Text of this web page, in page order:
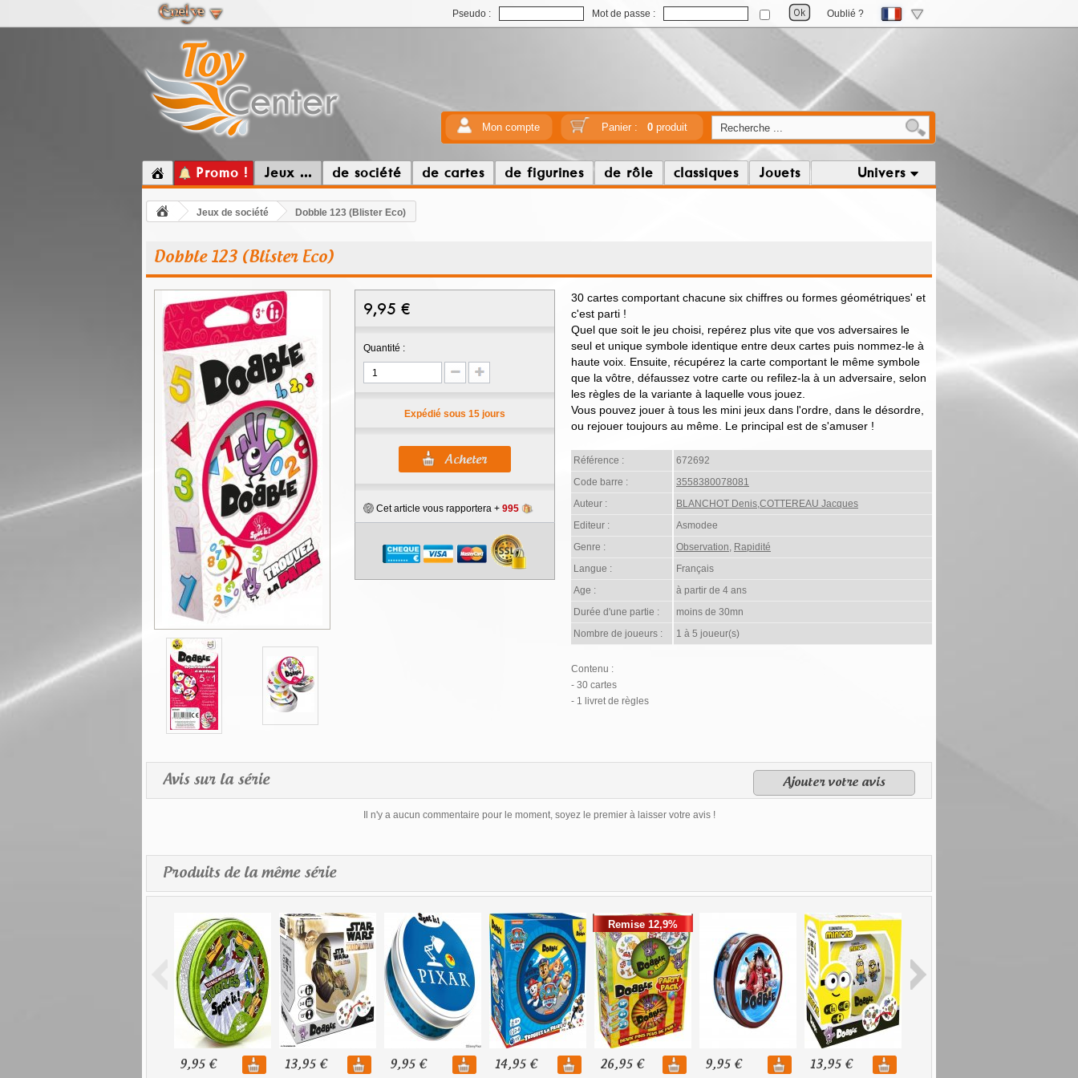
Pseudo : Mot de passe : Oublié ?
Mon compte Panier : 0produit
Promo ! Jeux ... de société de cartes de figurines de rôle classiques Jouets Univers
Jeux de société Dobble 123 (Blister Eco)
Dobble 123 (Blister Eco)
9,95 €
Quantité :
Expédié sous 15 jours
Cet article vous rapportera + 995
30 cartes comportant chacune six chiffres ou formes géométriques' et
c'est parti !
Quel que soit le jeu choisi, repérez plus vite que vos adversaires le
seul et unique symbole identique entre deux cartes puis nommez-le à
haute voix. Ensuite, récupérez la carte comportant le même symbole
que la vôtre, défaussez votre carte ou refilez-la à un adversaire, selon
les règles de la variante à laquelle vous jouez.
Vous pouvez jouer à tous les mini jeux dans l'ordre, dans le désordre,
ou rejouer toujours au même. Le principal est de s'amuser !
Référence :
672692
Code barre :
3558380078081
Auteur :
BLANCHOT Denis,COTTEREAU Jacques
Editeur :
Asmodee
Genre :
Observation, Rapidité
Langue :
Français
Age :
à partir de 4 ans
Durée d'une partie :
moins de 30mn
Nombre de joueurs :
1 à 5 joueur(s)
Contenu :
- 30 cartes
- 1 livret de règles
Avis sur la série Ajouter votre avis
Il n'y a aucun commentaire pour le moment, soyez le premier à laisser votre avis !
Produits de la même série
9,95 € 13,95 € 9,95 € 14,95 €
Remise 12,9%
26,95 € 9,95 € 13,95 €